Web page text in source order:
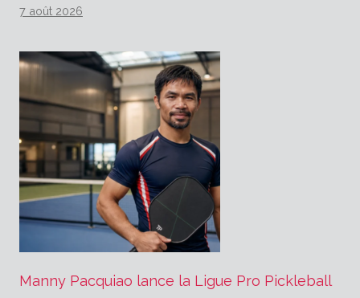
7 août 2026
Manny Pacquiao lance la Ligue Pro Pickleball